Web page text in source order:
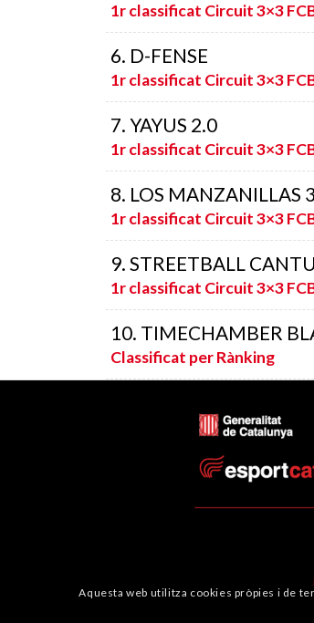
1r classificat Circuit 3×3
6. D-FENSE
1r classificat Circuit 3×3
7. YAYUS 2.0
1r classificat Circuit 3×3
8. LOS MANZANILLAS
1r classificat Circuit 3×3
9. STREETBALL CANTU
1r classificat Circuit 3×3
10. TIMECHAMBER
Classificat per Rànking
Aquesta web utilitza cookies pròpies i de